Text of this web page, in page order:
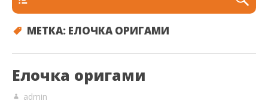
МЕТКА: ЕЛОЧКА ОРИГАМИ
Елочка оригами
admin